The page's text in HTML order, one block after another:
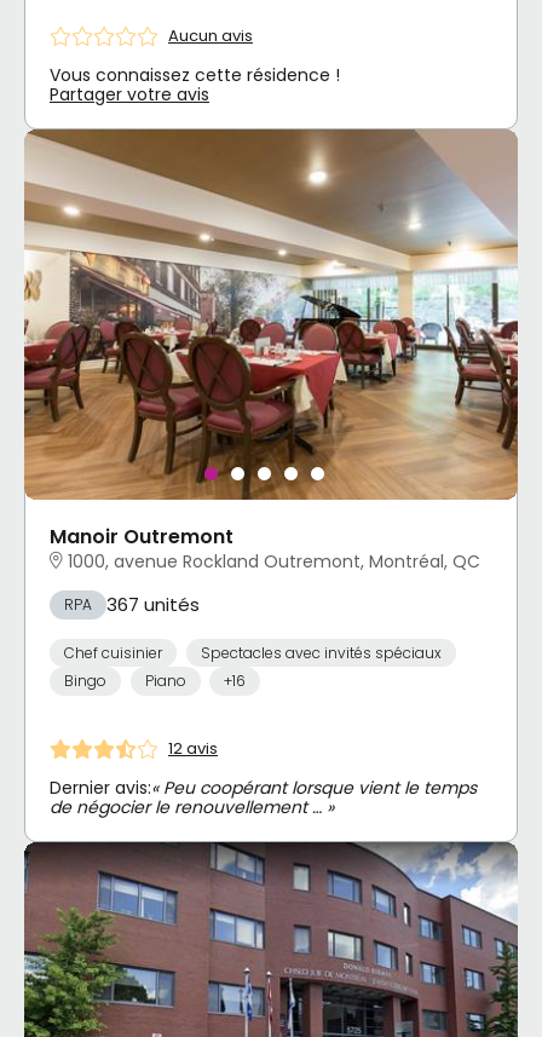
Aucun avis
Vous connaissez cette résidence !
Partager votre avis
Manoir Outremont
1000, avenue Rockland Outremont, Montréal, QC
RPA 367 unités
Chef cuisinier
Spectacles avec invités spéciaux
Bingo
Piano +16
12 avis
Dernier avis:« Peu coopérant lorsque vient le temps
de négocier le renouvellement … »